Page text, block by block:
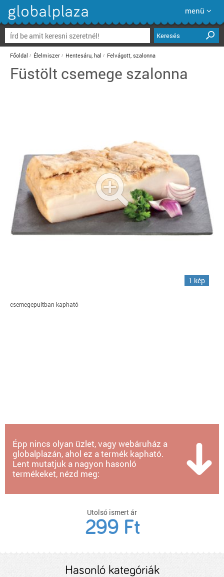
menü
Keresés
Főoldal Élelmiszer Hentesáru, hal Felvágott, szalonna
Füstölt csemege szalonna
1 kép
csemegepultban kapható
Épp nincs olyan üzlet, vagy webáruház a
globalplazán, ahol ez a termék kapható.
Lent mutatjuk a nagyon hasonló
termékeket, nézd meg:
Utolsó ismert ár
299 Ft
Hasonló kategóriák